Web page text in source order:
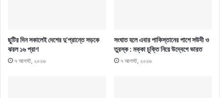
ছুটির দিন সকালেই দেশের দু’প্রান্তে সড়কে
ঝরল ১৬ প্রাণ
৭ আগস্ট, ২০২৬
সংঘাত হলে এবার পাকিস্তানের পাশে সউদী ও
তুরস্ক : মক্কা চুক্তি নিয়ে উদ্বেগে ভারত
৭ আগস্ট, ২০২৬